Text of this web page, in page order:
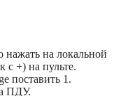
нажать на локальной
с +) на пульте.
поставить 1.
ПДУ.